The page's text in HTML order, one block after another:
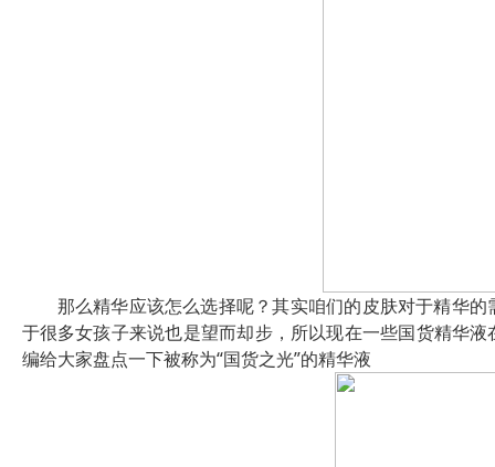
那么精华应该怎么选择呢？其实咱们的皮肤对于精华
于很多女孩子来说也是望而却步，所以现在一些国货精华
编给大家盘点一下被称为“国货之光”的精华液